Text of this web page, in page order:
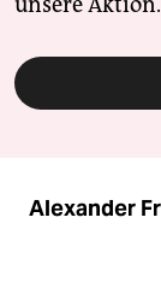
Alexander